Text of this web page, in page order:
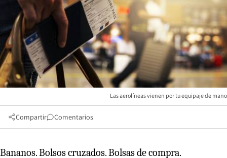
Las aerolíneas vienen por tu equipaje de mano
Compartir Comentarios
Bananos. Bolsos cruzados. Bolsas de compra.